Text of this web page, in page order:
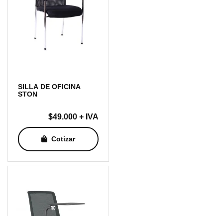
SILLA DE OFICINA
STON
$49.000 + IVA
Cotizar